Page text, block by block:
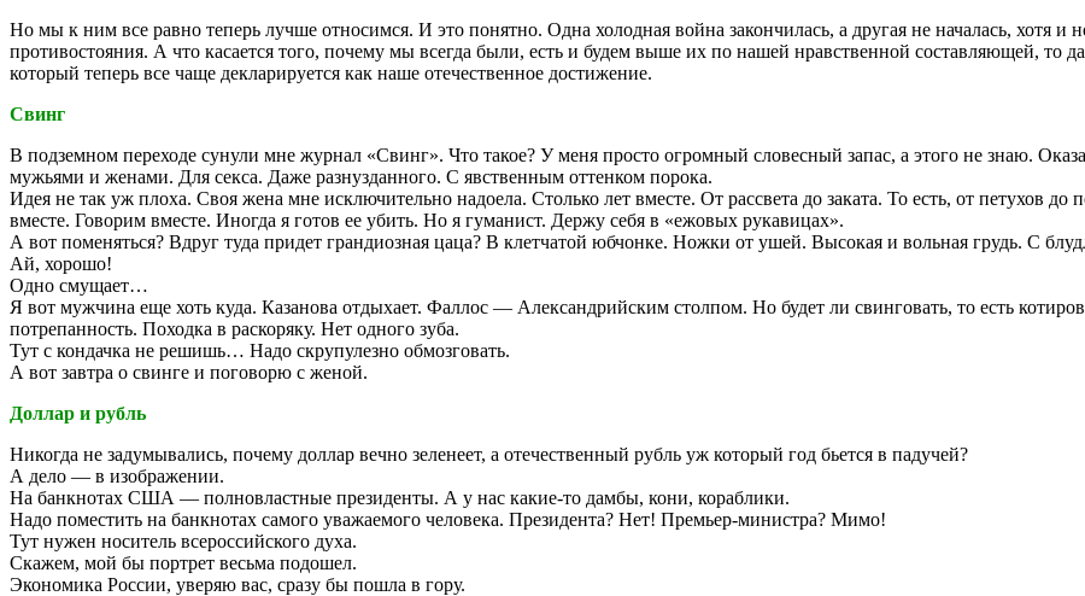
Но мы к ним все равно теперь лучше относимся. И это понятно. Одна холодная война закончилась, а другая не началась, хотя и
противостояния. А что касается того, почему мы всегда были, есть и будем выше их по нашей нравственной составляющей, то
который теперь все чаще декларируется как наше отечественное достижение.
Свинг
В подземном переходе сунули мне журнал «Свинг». Что такое? У меня просто огромный словесный запас, а этого не знаю.
мужьями и женами. Для секса. Даже разнузданного. С явственным оттенком порока.
Идея не так уж плоха. Своя жена мне исключительно надоела. Столько лет вместе. От рассвета до заката. То есть, от петухов
вместе. Говорим вместе. Иногда я готов ее убить. Но я гуманист. Держу себя в «ежовых рукавицах».
А вот поменяться? Вдруг туда придет грандиозная цаца? В клетчатой юбчонке. Ножки от ушей. Высокая и вольная грудь. С
Ай, хорошо!
Одно смущает…
Я вот мужчина еще хоть куда. Казанова отдыхает. Фаллос — Александрийским столпом. Но будет ли свинговать, то есть
потрепанность. Походка в раскоряку. Нет одного зуба.
Тут с кондачка не решишь… Надо скрупулезно обмозговать.
А вот завтра о свинге и поговорю с женой.
Доллар и рубль
Никогда не задумывались, почему доллар вечно зеленеет, а отечественный рубль уж который год бьется в падучей?
А дело — в изображении.
На банкнотах США — полновластные президенты. А у нас какие-то дамбы, кони, кораблики.
Надо поместить на банкнотах самого уважаемого человека. Президента? Нет! Премьер-министра? Мимо!
Тут нужен носитель всероссийского духа.
Скажем, мой бы портрет весьма подошел.
Экономика России, уверяю вас, сразу бы пошла в гору.